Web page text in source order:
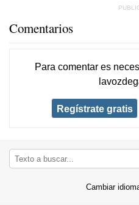
Comentarios
Para comentar es
Regístrate gratis
Cambiar